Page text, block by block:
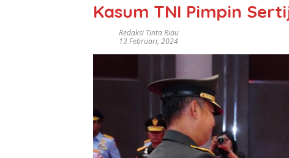
Kasum TNI Pimpin
Redaksi Tinta Riau
13 Februari, 2024